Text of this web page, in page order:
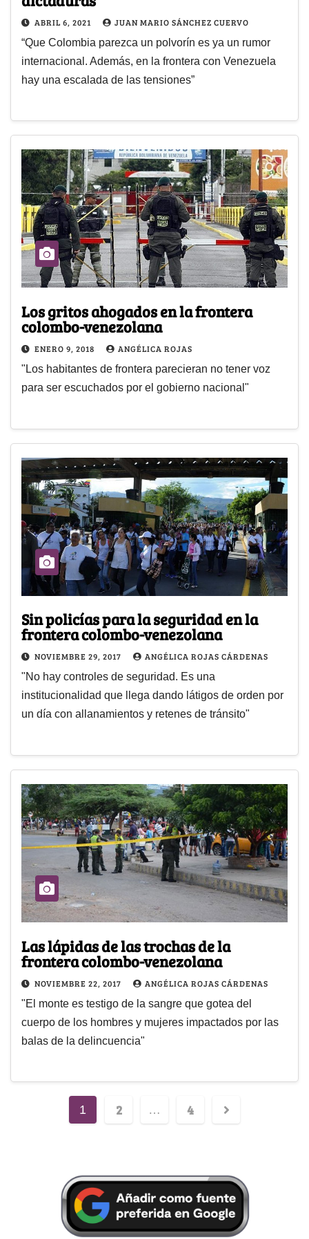
ABRIL 6, 2021 JUAN MARIO SÁNCHEZ CUERVO
“Que Colombia parezca un polvorín es ya un rumor
internacional. Además, en la frontera con Venezuela
hay una escalada de las tensiones”
Los gritos ahogados en la frontera
colombo-venezolana
ENERO 9, 2018 ANGÉLICA ROJAS
"Los habitantes de frontera parecieran no tener voz
para ser escuchados por el gobierno nacional"
Sin policías para la seguridad en la
frontera colombo-venezolana
NOVIEMBRE 29, 2017 ANGÉLICA ROJAS CÁRDENAS
"No hay controles de seguridad. Es una
institucionalidad que llega dando látigos de orden por
un día con allanamientos y retenes de tránsito"
Las lápidas de las trochas de la
frontera colombo-venezolana
NOVIEMBRE 22, 2017 ANGÉLICA ROJAS CÁRDENAS
"El monte es testigo de la sangre que gotea del
cuerpo de los hombres y mujeres impactados por las
balas de la delincuencia"
1 2 … 4